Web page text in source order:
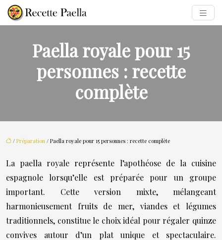
Paella royale pour 15
personnes : recette
complète
/ Préparation / Paella royale pour 15 personnes : recette complète
La paella royale représente l’apothéose de la cuisine
espagnole lorsqu’elle est préparée pour un groupe
important. Cette version mixte, mélangeant
harmonieusement fruits de mer, viandes et légumes
traditionnels, constitue le choix idéal pour régaler quinze
convives autour d’un plat unique et spectaculaire.